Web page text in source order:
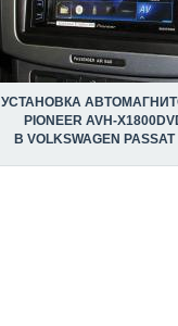
УСТАНОВКА
PIONEER AVH-
В VOLKSWAGEN PASSAT